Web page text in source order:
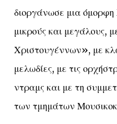
διοργάνωσε μια όμορφη
μικρούς και μεγάλους,
Χριστουγέννων», με
μελωδίες, με τις
ντραμς και με τη
των τμημάτων